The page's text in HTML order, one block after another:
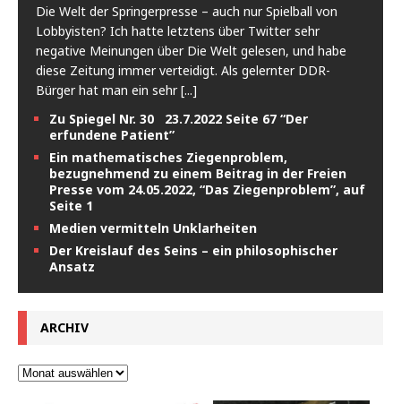
Die Welt der Springerpresse – auch nur Spielball von
Lobbyisten? Ich hatte letztens über Twitter sehr
negative Meinungen über Die Welt gelesen, und habe
diese Zeitung immer verteidigt. Als gelernter DDR-
Bürger hat man ein sehr[...]
Zu Spiegel Nr. 30 23.7.2022 Seite 67 “Der
erfundene Patient”
Ein mathematisches Ziegenproblem,
bezugnehmend zu einem Beitrag in der Freien
Presse vom 24.05.2022, “Das Ziegenproblem”, auf
Seite 1
Medien vermitteln Unklarheiten
Der Kreislauf des Seins – ein philosophischer
Ansatz
ARCHIV